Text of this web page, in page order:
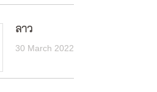
ลาว
30 March 2022